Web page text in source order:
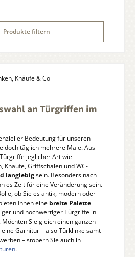
Produkte filtern
Knäufe & Co
an Türgriffen im
Bedeutung für unseren
doch täglich mehrere Male. Aus
jeglicher Art wie
Knäufe, Griffschalen und WC-
langlebigsein. Besonders nach
es Zeit für eine Veränderung sein.
ob Sie es antik, modern oder
Ihnen eine breite Palette
und hochwertiger Türgriffe in
Sie gleich einen ganzen
eine Garnitur – also Türklinke samt
– stöbern Sie auch in
.